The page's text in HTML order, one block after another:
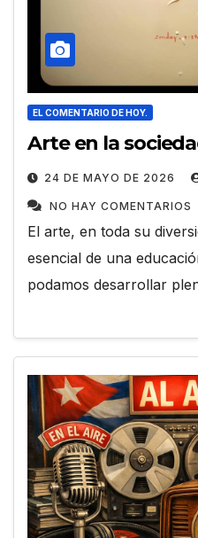
EL COMENTARIO DE HOY.
Arte en la
24 DE MAYO DE 2026
NO HAY COMENTARIOS
El arte, en toda su
esencial de una
podamos desarrollar